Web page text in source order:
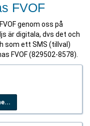
FVOF
genom oss på
är digitala, dvs det och
som ett SMS (tillval)
FVOF (829502-8578).